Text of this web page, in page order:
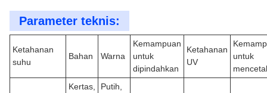
Parameter teknis:
Ketahanan
suhu
Bahan Warna
Kemampuan
untuk
dipindahkan
Ketahanan
UV
untuk
Kertas,
Putih,